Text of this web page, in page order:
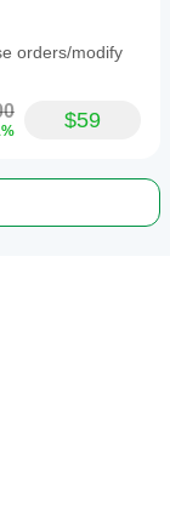
orders/modify
$59